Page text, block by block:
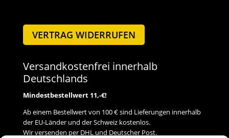
VERTRAG WIDERRUFEN
Versandkostenfrei innerhalb
Deutschlands
Mindestbestellwert 11,-€!
Ab einem Bestellwert von 100 € sind Lieferungen innerhalb
der EU-Länder und der Schweiz kostenlos.
Wir versenden per DHL und Deutscher Post.